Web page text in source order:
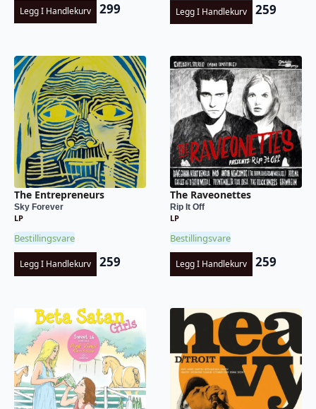
Legg I Handlekurv 299 Legg I Handlekurv 259
The Entrepreneurs
Sky Forever
LP
Bestillingsvare
Legg I Handlekurv 259
The Raveonettes
Rip It Off
LP
Bestillingsvare
Legg I Handlekurv 259